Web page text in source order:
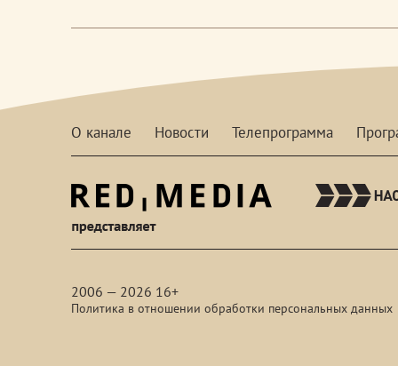
О канале Новости Телепрограмма
2006 — 2026 16+
Политика в отношении обработки персональных данных